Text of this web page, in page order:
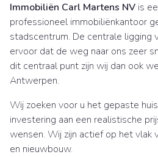
Immobiliën Carl Martens NV is
professioneel immobiliënkantoor
stadscentrum. De centrale ligging
ervoor dat de weg naar ons zeer
dit centraal punt zijn wij dan ook
Antwerpen.
Wij zoeken voor u het gepaste
investering aan een realistische
wensen. Wij zijn actief op het vlak
en nieuwbouw.